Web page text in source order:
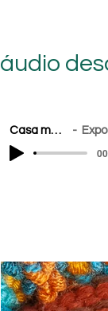
áudio
Casa memoria